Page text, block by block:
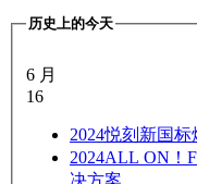
历史上的今天
6 月
16
2024悦刻新国标
2024ALL ON！
决方案